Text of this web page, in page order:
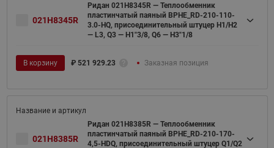
021H8345R
Ридан 021H8345R — Теплообменник
пластинчатый паяный BPHE_RD-210-110-
3.0-HQ, присоединительный штуцер H1/H2
— L3, Q3 — H1"3/8, Q6 — H3"1/8
В корзину ₽ 521 929.23 Заказная позиция
021H8385R
Ридан 021H8385R — Теплообменник
пластинчатый паяный BPHE_RD-210-170-
4,5-HDQ, присоединительный штуцер Q1/Q2